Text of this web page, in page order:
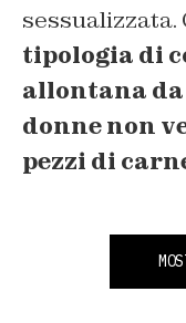
sessualizzata.
tipologia di
allontana da
donne non
pezzi di